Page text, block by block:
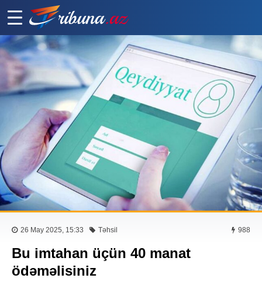
26 May 2025, 15:33 Təhsil 988
Bu imtahan üçün 40 manat
ödəməlisiniz